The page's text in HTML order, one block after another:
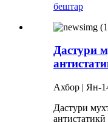
бештар
Дастури
Ахбор | Ян-
Дастури